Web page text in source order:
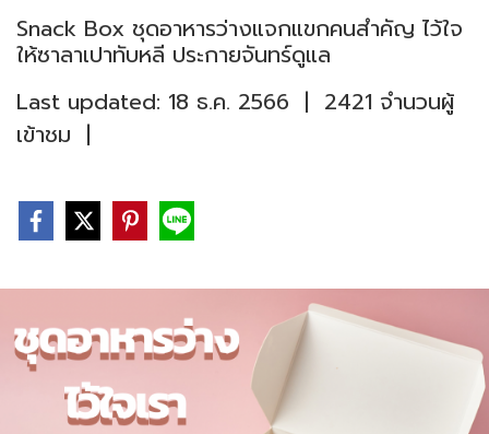
Snack Box ชุดอาหารว่างแจกแขกคนสำคัญ ไว้ใจ
ให้ซาลาเปาทับหลี ประกายจันทร์ดูแล
Last updated: 18 ธ.ค. 2566 | 2421 จำนวนผู้
เข้าชม |